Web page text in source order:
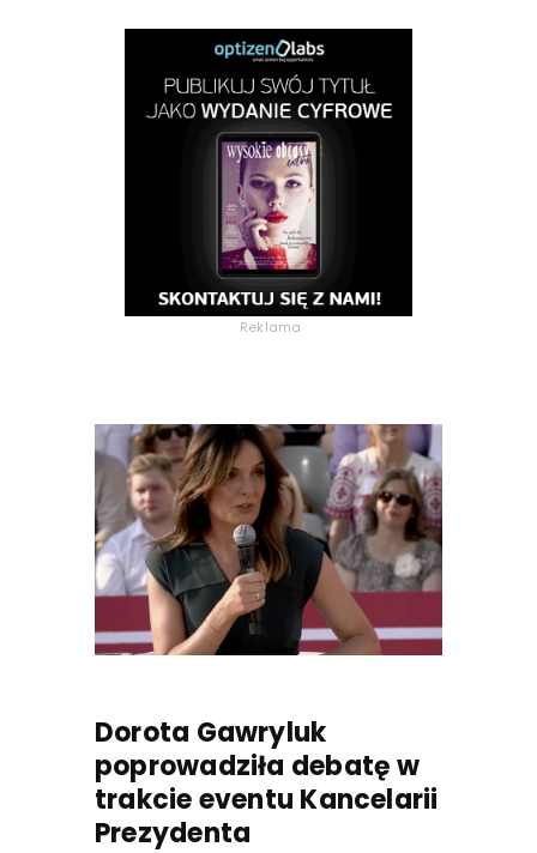
Reklama
Dorota Gawryluk
poprowadziła debatę w
trakcie eventu Kancelarii
Prezydenta